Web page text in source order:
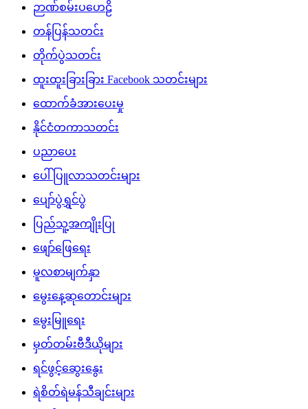
ဉာဏ်စမ်းပဟေဠိ
တန်ပြန်သတင်း
တိုက်ပွဲသတင်း
ထူးထူးခြားခြား Facebook သတင်းများ
ထောက်ခံအားပေးမှု
နိုင်ငံတကာသတင်း
ပညာပေး
ပေါ်ပြူလာသတင်းများ
ပျော်ပွဲရွှင်ပွဲ
ပြည်သူ့အကျိုးပြု
ဖျော်ဖြေရေး
မူလစာမျက်နှာ
မွေးနေ့ဆုတောင်းများ
မွေးမြူရေး
မှတ်တမ်းဗီဒီယိုများ
ရင်ဖွင့်ဆွေးနွေး
ရဲစိတ်ရဲမန်သီချင်းများ